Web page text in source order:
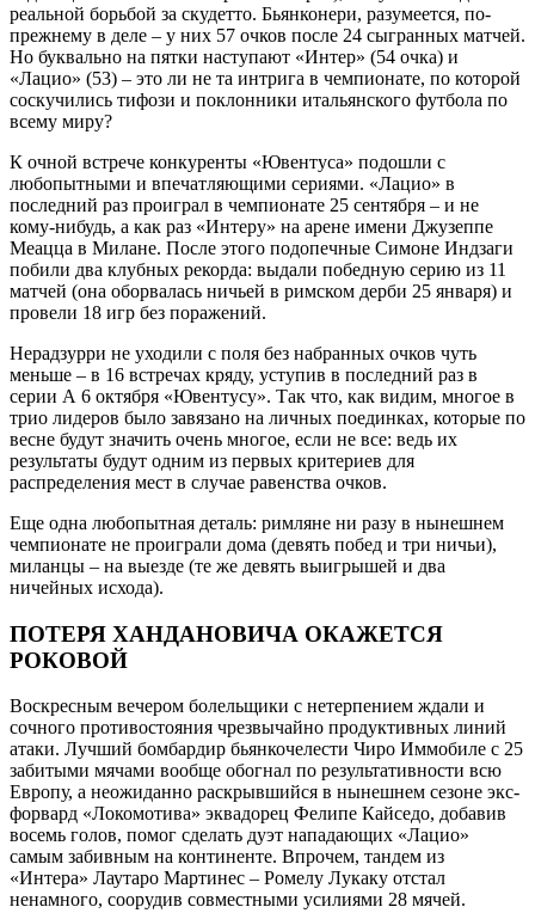
реальной борьбой за скудетто. Бьянконери, разумеется, по-
прежнему в деле – у них 57 очков после 24 сыгранных матчей.
Но буквально на пятки наступают «Интер» (54 очка) и
«Лацио» (53) – это ли не та интрига в чемпионате, по которой
соскучились тифози и поклонники итальянского футбола по
всему миру?
К очной встрече конкуренты «Ювентуса» подошли с
любопытными и впечатляющими сериями. «Лацио» в
последний раз проиграл в чемпионате 25 сентября – и не
кому-нибудь, а как раз «Интеру» на арене имени Джузеппе
Меацца в Милане. После этого подопечные Симоне Индзаги
побили два клубных рекорда: выдали победную серию из 11
матчей (она оборвалась ничьей в римском дерби 25 января) и
провели 18 игр без поражений.
Нерадзурри не уходили с поля без набранных очков чуть
меньше – в 16 встречах кряду, уступив в последний раз в
серии А 6 октября «Ювентусу». Так что, как видим, многое в
трио лидеров было завязано на личных поединках, которые по
весне будут значить очень многое, если не все: ведь их
результаты будут одним из первых критериев для
распределения мест в случае равенства очков.
Еще одна любопытная деталь: римляне ни разу в нынешнем
чемпионате не проиграли дома (девять побед и три ничьи),
миланцы – на выезде (те же девять выигрышей и два
ничейных исхода).
ПОТЕРЯ ХАНДАНОВИЧА ОКАЖЕТСЯ
РОКОВОЙ
Воскресным вечером болельщики с нетерпением ждали и
сочного противостояния чрезвычайно продуктивных линий
атаки. Лучший бомбардир бьянкочелести Чиро Иммобиле с 25
забитыми мячами вообще обогнал по результативности всю
Европу, а неожиданно раскрывшийся в нынешнем сезоне экс-
форвард «Локомотива» эквадорец Фелипе Кайседо, добавив
восемь голов, помог сделать дуэт нападающих «Лацио»
самым забивным на континенте. Впрочем, тандем из
«Интера» Лаутаро Мартинес – Ромелу Лукаку отстал
ненамного, соорудив совместными усилиями 28 мячей.